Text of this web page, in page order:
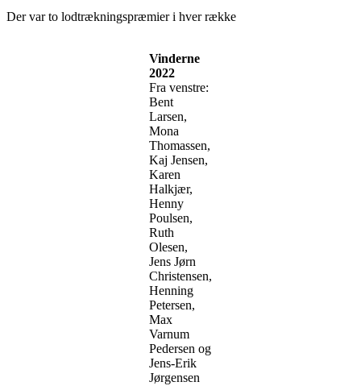
Der var to lodtrækningspræmier i hver række
Vinderne
2022
Fra venstre:
Bent
Larsen,
Mona
Thomassen,
Kaj Jensen,
Karen
Halkjær,
Henny
Poulsen,
Ruth
Olesen,
Jens Jørn
Christensen,
Henning
Petersen,
Max
Varnum
Pedersen og
Jens-Erik
Jørgensen